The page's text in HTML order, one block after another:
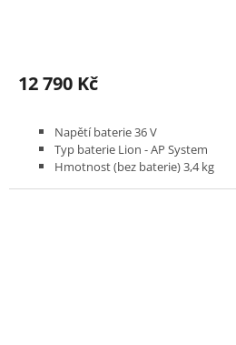
12 790 Kč
Napětí baterie 36 V
Typ baterie Lion - AP System
Hmotnost (bez baterie) 3,4 kg